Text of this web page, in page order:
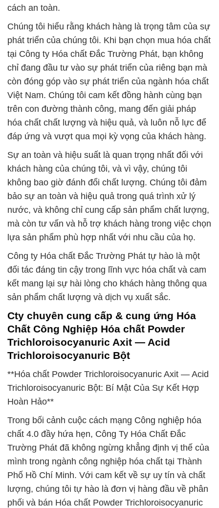
cách an toàn.
Chúng tôi hiểu rằng khách hàng là trọng tâm của sự
phát triển của chúng tôi. Khi bạn chọn mua hóa chất
tại Công ty Hóa chất Đắc Trường Phát, bạn không
chỉ đang đầu tư vào sự phát triển của riêng bạn mà
còn đóng góp vào sự phát triển của ngành hóa chất
Việt Nam. Chúng tôi cam kết đồng hành cùng bạn
trên con đường thành công, mang đến giải pháp
hóa chất chất lượng và hiệu quả, và luôn nỗ lực để
đáp ứng và vượt qua mọi kỳ vọng của khách hàng.
Sự an toàn và hiệu suất là quan trọng nhất đối với
khách hàng của chúng tôi, và vì vậy, chúng tôi
không bao giờ đánh đổi chất lượng. Chúng tôi đảm
bảo sự an toàn và hiệu quả trong quá trình xử lý
nước, và không chỉ cung cấp sản phẩm chất lượng,
mà còn tư vấn và hỗ trợ khách hàng trong việc chọn
lựa sản phẩm phù hợp nhất với nhu cầu của họ.
Công ty Hóa chất Đắc Trường Phát tự hào là một
đối tác đáng tin cậy trong lĩnh vực hóa chất và cam
kết mang lại sự hài lòng cho khách hàng thông qua
sản phẩm chất lượng và dịch vụ xuất sắc.
Cty chuyên cung cấp & cung ứng Hóa
Chất Công Nghiệp Hóa chất Powder
Trichloroisocyanuric Axit — Acid
Trichloroisocyanuric Bột
**Hóa chất Powder Trichloroisocyanuric Axit — Acid
Trichloroisocyanuric Bột: Bí Mật Của Sự Kết Hợp
Hoàn Hảo**
Trong bối cảnh cuộc cách mạng Công nghiệp hóa
chất 4.0 đầy hứa hẹn, Công Ty Hóa Chất Đắc
Trường Phát đã không ngừng khẳng định vị thế của
mình trong ngành công nghiệp hóa chất tại Thành
Phố Hồ Chí Minh. Với cam kết về sự uy tín và chất
lượng, chúng tôi tự hào là đơn vị hàng đầu về phân
phối và bán Hóa chất Powder Trichloroisocyanuric